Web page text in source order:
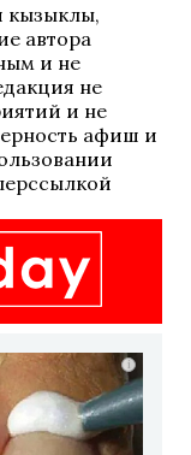
кызыклы,
автора
и не
не
и не
афиш и
i